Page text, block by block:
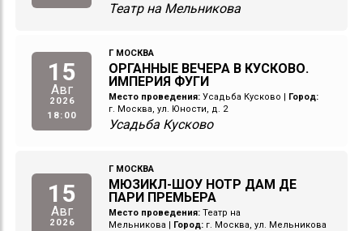
Театр на Мельникова
15
Авг
2026
18:00
Г МОСКВА
ОРГАННЫЕ ВЕЧЕРА В КУСКОВО.
ИМПЕРИЯ ФУГИ
Место проведения: Усадьба Кусково
Город:
г. Москва, ул. Юности, д. 2
Усадьба Кусково
15
Авг
2026
Г МОСКВА
МЮЗИКЛ-ШОУ НОТР ДАМ ДЕ
ПАРИ ПРЕМЬЕРА
Место проведения: Театр на
Мельникова
Город: г. Москва, ул. Мельникова